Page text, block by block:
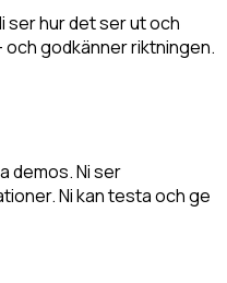
ser hur det ser ut och
godkänner riktningen.
demos. Ni ser
Ni kan testa och ge